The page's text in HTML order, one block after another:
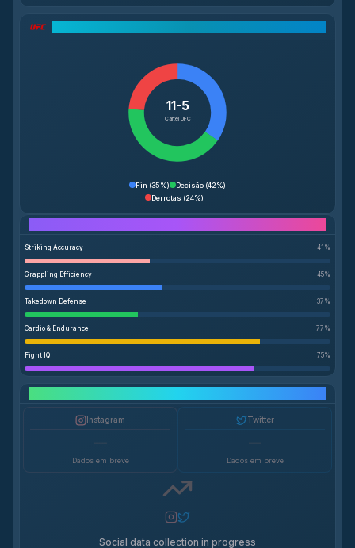
11-5
Cartel UFC
Fin (35%) Decisão (42%)
Derrotas (24%)
Striking Accuracy 41 %
Grappling Efficiency 45%
Takedown Defense 37 %
Cardio & Endurance 77 %
Fight IQ 75%
Instagram
—
Dados em breve
Twitter
—
Dados em breve
Social data collection in progress